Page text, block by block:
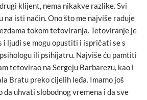
klijent, nema nikakve razlike. Svi
na isti način. Ono što me najviše raduje
tokom tetoviranja. Tetoviranje je
i ljudi se mogu opustiti i ispričati se s
ili psihijatru. Najviše ću pamtiti
tetovirao na Sergeju Barbarezu, kao i
Bratu preko cijelih leđa. Imamo još
da uhvati slobodnog vremena i da sve